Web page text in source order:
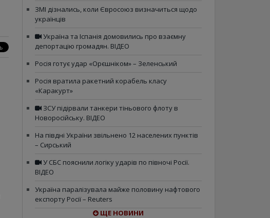
ЗМІ дізнались, коли Євросоюз визначиться щодо
українців
Україна та Іспанія домовились про взаємну
депортацію громадян. ВІДЕО
Росія готує удар «Орєшніком» – Зеленський
Росія вратила ракетний корабель класу
«Каракурт»
ЗСУ підірвали танкери тіньового флоту в
Новоросійську. ВІДЕО
На півдні України звільнено 12 населених пунктів
– Сирський
У СБС пояснили логіку ударів по півночі Росії.
ВІДЕО
Україна паралізувала майже половину нафтового
експорту Росії – Reuters
ЩЕ НОВИНИ